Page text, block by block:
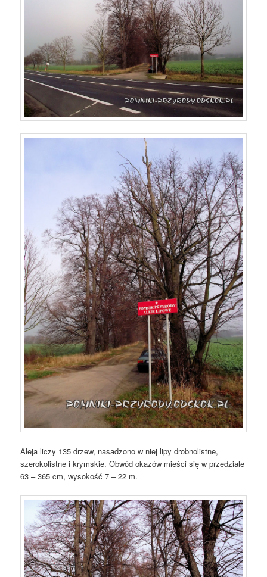
Aleja liczy 135 drzew, nasadzono w niej lipy drobnolistne,
szerokolistne i krymskie. Obwód okazów mieści się w przedziale
63 – 365 cm, wysokość 7 – 22 m.